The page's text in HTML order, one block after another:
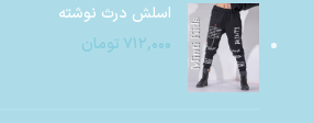
اسلش درث نوشته
۷۱۲,۰۰۰ تومان